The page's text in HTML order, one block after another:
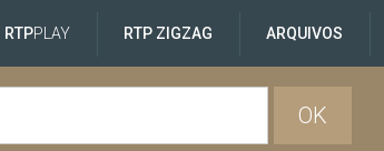
RTPPLAY RTP ZIGZAG ARQUIVOS
OK